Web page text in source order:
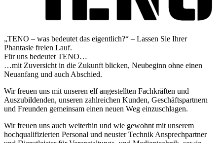
„TENO – was bedeutet das eigentlich?“ – Lassen Sie Ihrer
Phantasie freien Lauf.
Für uns bedeutet TENO…
…mit Zuversicht in die Zukunft blicken, Neubeginn ohne einen
Neuanfang und auch Abschied.
Wir freuen uns mit unseren elf angestellten Fachkräften und
Auszubildenden, unseren zahlreichen Kunden, Geschäftspartnern
und Freunden gemeinsam einen neuen Weg einzuschlagen.
Wir freuen uns auch weiterhin und wie gewohnt mit unserem
hochqualifizierten Personal und neuster Technik Ansprechpartner